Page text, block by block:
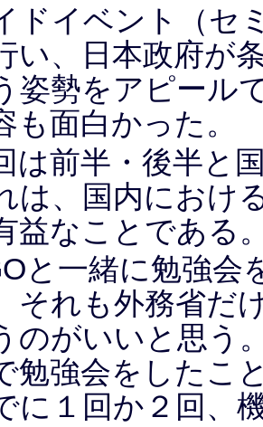
ドイベント（セ
い、日本政府が
姿勢をアピール
も面白かった。
は前半・後半と
は、国内におけ
益なことである
と一緒に勉強会
それも外務省だ
のがいいと思う
勉強会をしたこ
に１回か２回、